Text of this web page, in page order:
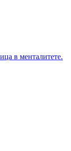
в менталитете.